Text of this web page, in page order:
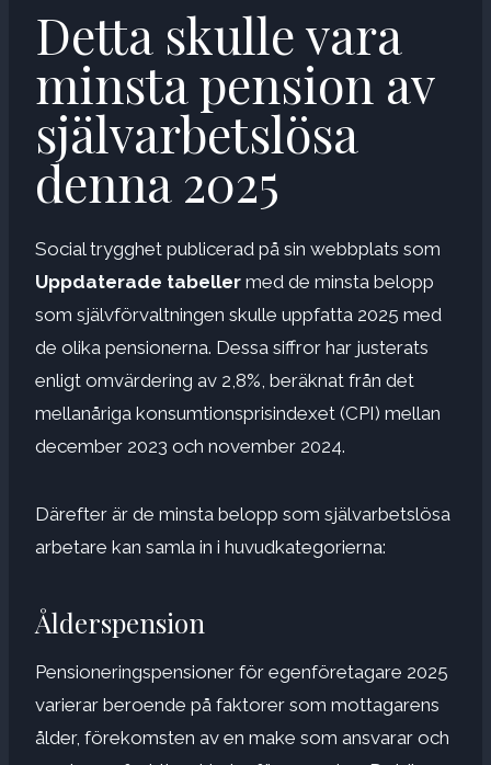
Detta skulle vara
minsta pension av
självarbetslösa
denna 2025
Social trygghet publicerad på sin webbplats som
Uppdaterade tabeller med de minsta belopp
som självförvaltningen skulle uppfatta 2025 med
de olika pensionerna. Dessa siffror har justerats
enligt omvärdering av 2,8%, beräknat från det
mellanåriga konsumtionsprisindexet (CPI) mellan
december 2023 och november 2024.
Därefter är de minsta belopp som självarbetslösa
arbetare kan samla in i huvudkategorierna:
Ålderspension
Pensioneringspensioner för egenföretagare 2025
varierar beroende på faktorer som mottagarens
ålder, förekomsten av en make som ansvarar och